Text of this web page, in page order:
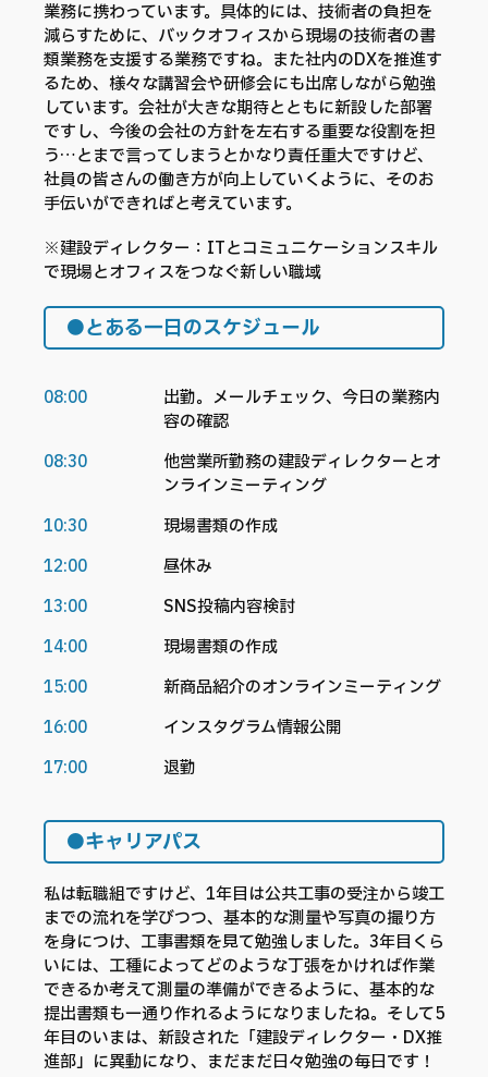
業務に携わっています。具体的には、技術者の負担を
減らすために、バックオフィスから現場の技術者の書
類業務を支援する業務ですね。また社内のDXを推進す
るため、様々な講習会や研修会にも出席しながら勉強
しています。会社が大きな期待とともに新設した部署
ですし、今後の会社の方針を左右する重要な役割を担
う…とまで言ってしまうとかなり責任重大ですけど、
社員の皆さんの働き方が向上していくように、そのお
手伝いができればと考えています。
※建設ディレクター：ITとコミュニケーションスキル
で現場とオフィスをつなぐ新しい職域
●とある一日のスケジュール
08:00
出勤。メールチェック、今日の業務内
容の確認
08:30
他営業所勤務の建設ディレクターとオ
ンラインミーティング
10:30
現場書類の作成
12:00
昼休み
13:00
SNS投稿内容検討
14:00
現場書類の作成
15:00
新商品紹介のオンラインミーティング
16:00
インスタグラム情報公開
17:00
退勤
●キャリアパス
私は転職組ですけど、1年目は公共工事の受注から竣工
までの流れを学びつつ、基本的な測量や写真の撮り方
を身につけ、工事書類を見て勉強しました。3年目くら
いには、工種によってどのような丁張をかければ作業
できるか考えて測量の準備ができるように、基本的な
提出書類も一通り作れるようになりましたね。そして5
年目のいまは、新設された「建設ディレクター・DX推
進部」に異動になり、まだまだ日々勉強の毎日です！